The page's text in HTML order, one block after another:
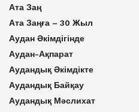
Ата Заң
Ата Заңға – 30 Жыл
Аудан Әкімдігінде
Аудан-Ақпарат
Аудандық Әкімдікте
Аудандық Байқау
Аудандық Мәслихат